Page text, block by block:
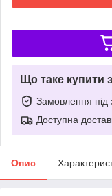
Що таке купити
Замовлення під
Доступна
Опис